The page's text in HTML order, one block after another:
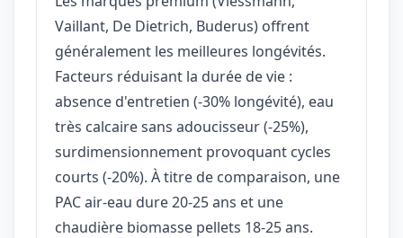
Vaillant, De Dietrich, Buderus) offrent
généralement les meilleures longévités.
Facteurs réduisant la durée de vie :
absence d'entretien (-30% longévité), eau
très calcaire sans adoucisseur (-25%),
surdimensionnement provoquant cycles
courts (-20%). À titre de comparaison, une
PAC air-eau dure 20-25 ans et une
chaudière biomasse pellets 18-25 ans.